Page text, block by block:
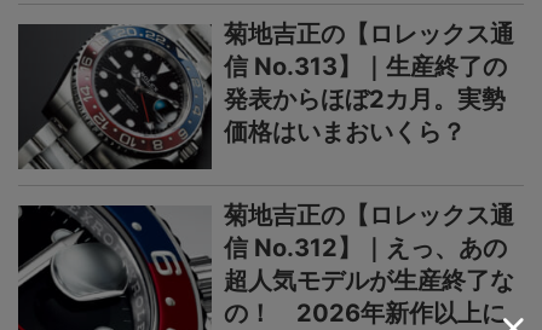
菊地吉正の【ロレックス通
信 No.313】｜生産終了の
発表からほぼ2カ月。実勢
価格はいまおいくら？
菊地吉正の【ロレックス通
信 No.312】｜えっ、あの
超人気モデルが生産終了な
の！ 2026年新作以上に